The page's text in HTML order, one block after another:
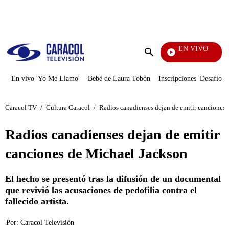
Enviar
EN VIVO
Yo Me Llamo
En vivo 'Yo Me Llamo' Bebé de Laura Tobón Inscripciones 'Desafío'
Caracol TV / Cultura Caracol / Radios canadienses dejan de emitir canciones
Radios canadienses dejan de emitir
canciones de Michael Jackson
El hecho se presentó tras la difusión de un documental
que revivió las acusaciones de pedofilia contra el
fallecido artista.
Por: Caracol Televisión